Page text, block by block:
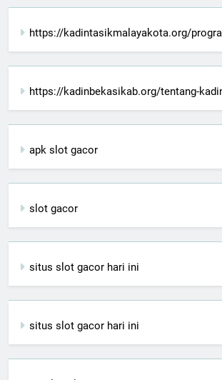
https://kadintasikmalayakota.org/
https://kadinbekasikab.org/tentang-
apk slot gacor
slot gacor
situs slot gacor hari ini
situs slot gacor hari ini